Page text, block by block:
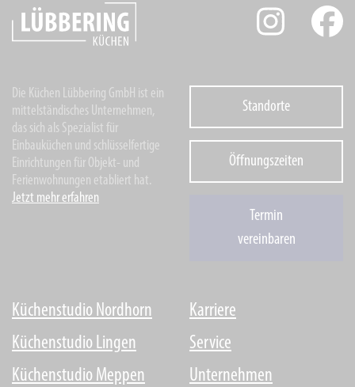
Die Küchen Lübbering GmbH ist ein
mittelständisches Unternehmen,
das sich als Spezialist für
Einbauküchen und schlüsselfertige
Einrichtungen für Objekt- und
Ferienwohnungen etabliert hat.
Jetzt mehr erfahren
Standorte
Öffnungszeiten
Termin
vereinbaren
Küchenstudio Nordhorn
Küchenstudio Lingen
Küchenstudio Meppen
Karriere
Service
Unternehmen